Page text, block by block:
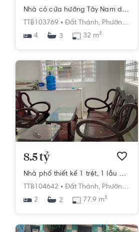
Nhà có cửa hướng Tây Nam diện tích 32m2 nở hậu.
TTB103769 • Đất Thánh, Phường 6,
4
3 32 m²
8.5 tỷ
Nhà phố thiết kế 1 trệt, 1 lầu có 2 phòng ngủ, khu dân cư hiện hữu.
TTB104642 • Đất Thánh, Phường 6,
2
2 77.9 m²